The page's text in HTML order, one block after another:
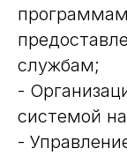
службам;
-
системой
-